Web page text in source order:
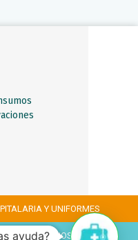
Y UNIFORMES
Y QUIRÓFANOS
ayuda?